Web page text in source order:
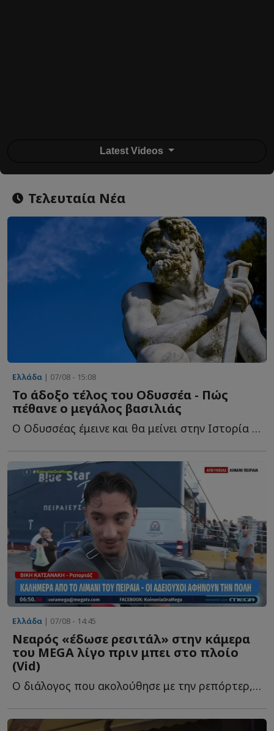
Latest Videos
Τελευταία Νέα
Ελλάδα | 07/08 - 15:08
Το άδοξο τέλος του Οδυσσέα - Πώς
πέθανε ο μεγάλος βασιλιάς
Ο Οδυσσέας έμεινε και θα μείνει στην Ιστορία ως ο πολυμήχανος ή...
Ελλάδα | 07/08 - 14:45
Νεαρός «έδωσε ρεσιτάλ» στην κάμερα
του MEGA λίγο πριν μπει στο πλοίο
(Vid)
Ο διάλογος που ακολούθησε με την ρεπόρτερ, Βίκυ Κατσανάκη, ή...